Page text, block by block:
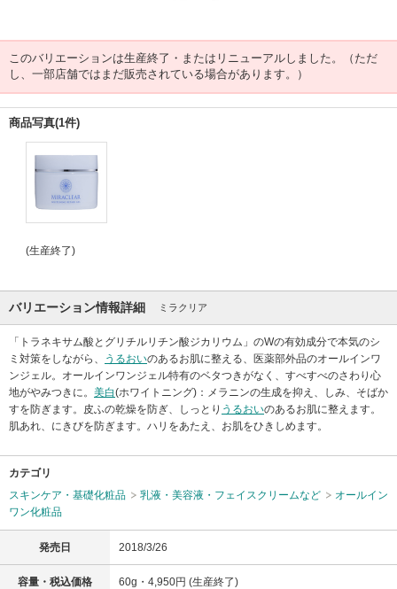
このバリエーションは生産終了・またはリニューアルしました。（ただ
し、一部店舗ではまだ販売されている場合があります。）
商品写真(1件)
(生産終了)
バリエーション情報詳細 ミラクリア
「トラネキサム酸とグリチルリチン酸ジカリウム」のWの有効成分で本気のシ
ミ対策をしながら、
うるおいのあるお肌に整える、医薬部外品のオールインワ
ンジェル。オールインワンジェル特有のベタつきがなく、すべすべのさわり心
地がやみつきに。 美白(ホワイトニング)：メラニンの生成を抑え、しみ、そばか
すを防ぎます。皮ふの乾燥を防ぎ、しっとり うるおいのあるお肌に整えます。
肌あれ、にきびを防ぎます。ハリをあたえ、お肌をひきしめます。
カテゴリ
スキンケア・基礎化粧品
乳液・美容液・フェイスクリームなど
オールイン
ワン化粧品
発売日 2018/3/26
容量・税込価格 60g・4,950円 (生産終了)